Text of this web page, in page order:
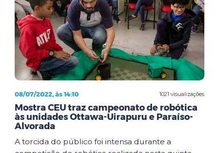
1021 visualizações
08/07/2022, às 14:10
Mostra CEU traz campeonato de robótica
às unidades Ottawa-Uirapuru e Paraíso-
Alvorada
A torcida do público foi intensa durante a